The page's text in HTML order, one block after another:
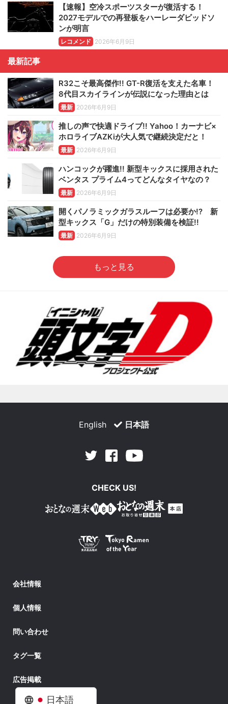
日本語
【速報】空冷スポーツスターが復活する！
2027モデルでの再登板をハーレーダビッドソ
ンが明言
レコメンド 2026年6月9日
最新記事
R32こそ最高傑作!! GT-R復活を支えた名車！
8代目スカイラインが伝説になった理由とは
最新 2026年6月9日
推しの声で快適ドライブ!! Yahoo！カーナビ×
ホロライブAZKiが大人気で継続決定だと！
最新 2026年6月9日
ハンコックが躍進!! 新型キックスに採用された
ベンタス プライム4ってどんなタイヤなの？
最新 2026年6月9日
開くパノラミックガラスルーフは必要か!? 新
型キックス「G」だけの特別装備を検証!!
最新 2026年6月9日
もっと見る
English 日本語
Twitter Facebook
CHECK US!
会社情報
個人情報
問い合わせ
タグ一覧
広告掲載